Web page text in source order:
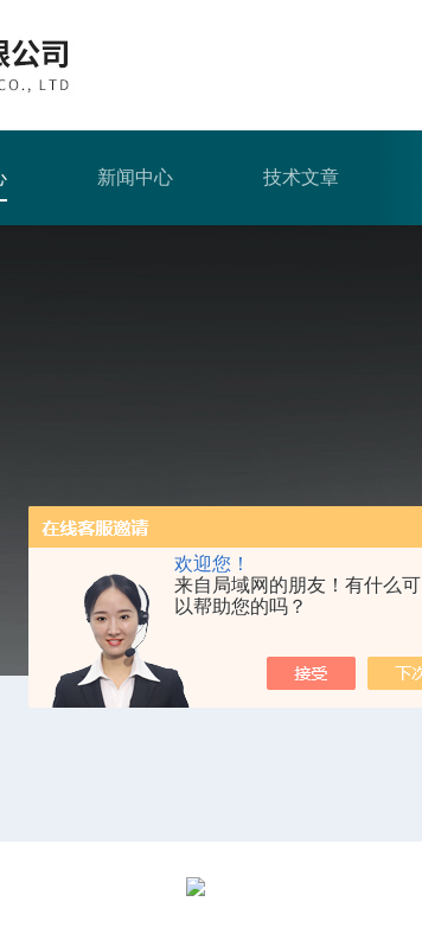
欢迎您！
来自局域网的朋友！有什么可
以帮助您的吗？
新闻中心 技术文章